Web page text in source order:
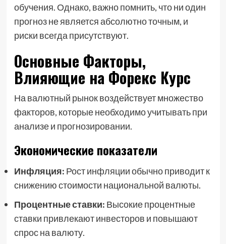
обучения. Однако, важно помнить, что ни один
прогноз не является абсолютно точным, и
риски всегда присутствуют.
Основные Факторы,
Влияющие на Форекс Курс
На валютный рынок воздействует множество
факторов, которые необходимо учитывать при
анализе и прогнозировании.
Экономические показатели
Инфляция: Рост инфляции обычно приводит к
снижению стоимости национальной валюты.
Процентные ставки: Высокие процентные
ставки привлекают инвесторов и повышают
спрос на валюту.